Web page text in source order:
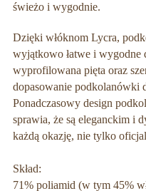
świeżo i wygodnie.
Dzięki włóknom Lycra,
wyjątkowo łatwe i wygodne
wyprofilowana pięta oraz
dopasowanie podkolanówki
Ponadczasowy design
sprawia, że są eleganckim i
każdą okazję, nie tylko
Skład:
71% poliamid (w tym 45%